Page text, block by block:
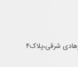
شرقی،پلاک۴